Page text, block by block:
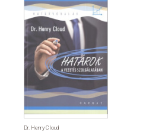
Dr. Henry Cloud